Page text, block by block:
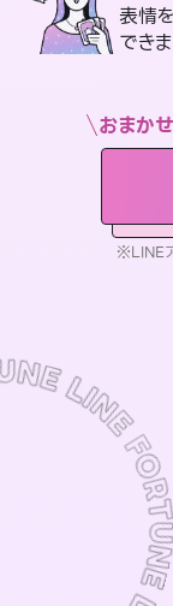
表情
できま
おまか
※LINE